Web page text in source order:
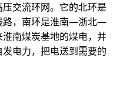
交流环网。它的北环是
，南环是淮南—浙北—
南煤炭基地的煤电，并
电力，把电送到需要的